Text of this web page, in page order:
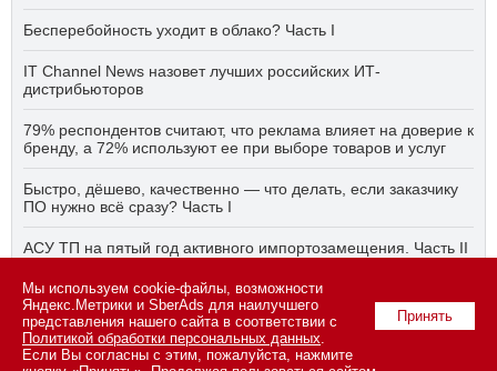
Бесперебойность уходит в облако? Часть I
IT Channel News назовет лучших российских ИТ-
дистрибьюторов
79% респондентов считают, что реклама влияет на доверие к
бренду, а 72% используют ее при выборе товаров и услуг
Быстро, дёшево, качественно — что делать, если заказчику
ПО нужно всё сразу? Часть I
АСУ ТП на пятый год активного импортозамещения. Часть II
Бесперебойность уходит в облако? Часть II
© 2026 ООО «СК ПРЕСС».Политика конфиденциальности
Принять
Мы используем cookie-файлы, возможности
Яндекс.Метрики и SberAds для наилучшего
представления нашего сайта в соответствии с
Политикой обработки персональных данных.
Если Вы согласны с этим, пожалуйста, нажмите